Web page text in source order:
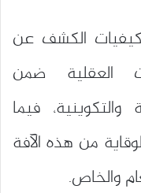
الكشف عن
العقلية ضمن
والتكوينية، فيما
من هذه الآفة
والخاص.